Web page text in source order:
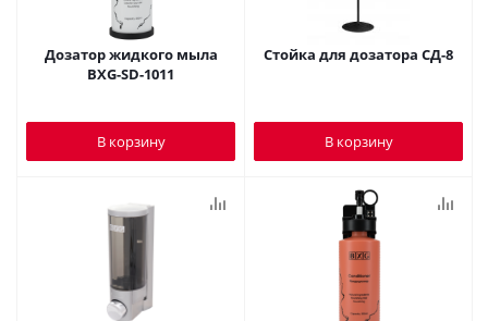
Дозатор жидкого мыла
BXG-SD-1011
В корзину
Стойка для дозатора СД-8
В корзину